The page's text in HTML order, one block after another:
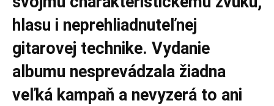
hlasu i neprehliadnuteľnej
gitarovej technike. Vydanie
albumu nesprevádzala žiadna
veľká kampaň a nevyzerá to ani